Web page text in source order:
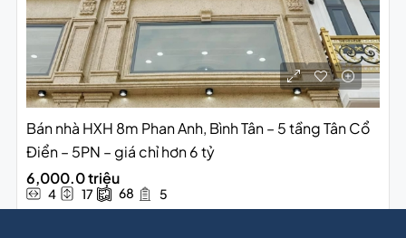
Bán nhà HXH 8m Phan Anh, Bình Tân – 5 tầng Tân Cổ
Điển – 5PN – giá chỉ hơn 6 tỷ
6,000.0 triệu
4 17 68 5